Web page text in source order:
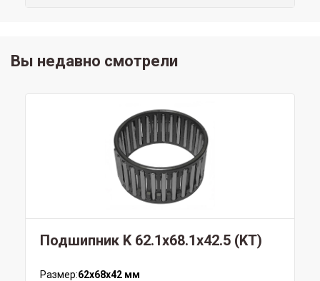
Вы недавно смотрели
Подшипник K 62.1x68.1x42.5 (KT)
Размер:62x68x42 мм